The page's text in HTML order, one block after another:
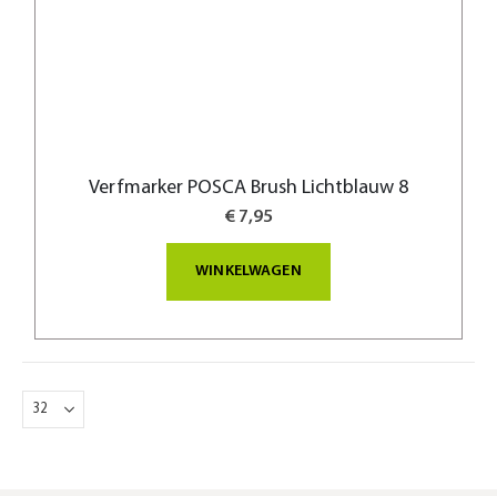
Verfmarker POSCA Brush Lichtblauw 8
€ 7,95
WINKELWAGEN